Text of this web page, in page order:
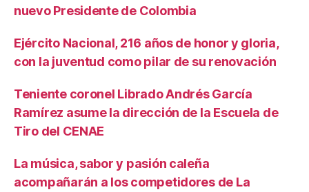
nuevo Presidente de Colombia
Ejército Nacional, 216 años de honor y gloria,
con la juventud como pilar de su renovación
Teniente coronel Librado Andrés García
Ramírez asume la dirección de la Escuela de
Tiro del CENAE
La música, sabor y pasión caleña
acompañarán a los competidores de La